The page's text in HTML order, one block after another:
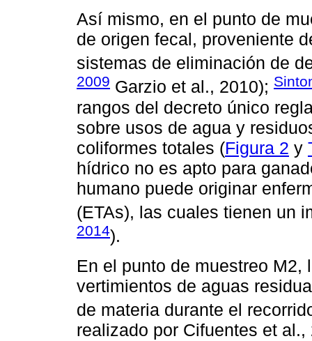
Así mismo, en el punto de
de origen fecal, proveniente
sistemas de eliminación de
2009 Garzio et al., 2010);
rangos del decreto único
sobre usos de agua y
coliformes totales (Figura 2 y
hídrico no es apto para
humano puede originar
(ETAs), las cuales tienen un
2014).
En el punto de muestreo
vertimientos de aguas
de materia durante el
realizado por Cifuentes et